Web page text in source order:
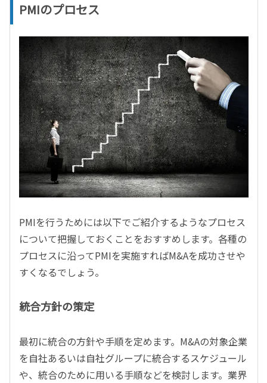
PMIのプロセス
PMIを行うためには以下でご紹介するようなプロセス
について把握しておくことをおすすめします。各種の
プロセスに沿ってPMIを実施すればM&Aを成功させや
すくなるでしょう。
統合方針の策定
最初に統合の方針や手順を定めます。M&Aの対象企業
を自社あるいは自社グループに統合するスケジュール
や、統合のために用いる手順などを検討します。業界